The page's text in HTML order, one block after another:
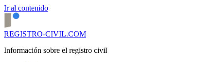
Ir al contenido
REGISTRO-CIVIL.COM
Información sobre el registro civil